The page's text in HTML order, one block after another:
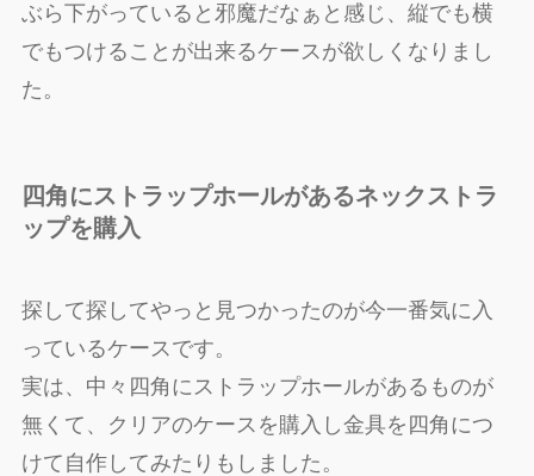
ぶら下がっていると邪魔だなぁと感じ、縦でも横
でもつけることが出来るケースが欲しくなりまし
た。
四角にストラップホールがあるネックストラ
ップを購入
探して探してやっと見つかったのが今一番気に入
っているケースです。
実は、中々四角にストラップホールがあるものが
無くて、クリアのケースを購入し金具を四角につ
けて自作してみたりもしました。